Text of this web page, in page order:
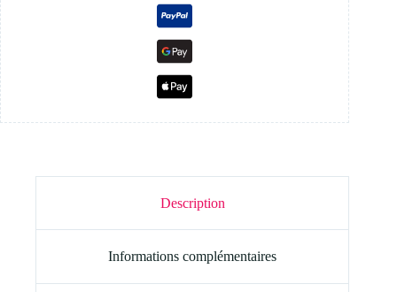
Description
Informations complémentaires